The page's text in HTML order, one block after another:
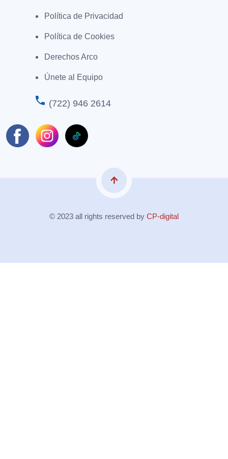
Política de Privacidad
Política de Cookies
Derechos Arco
Únete al Equipo
phone (722) 946 2614
© 2023 all rights reserved by CP-digital
arrow_upward